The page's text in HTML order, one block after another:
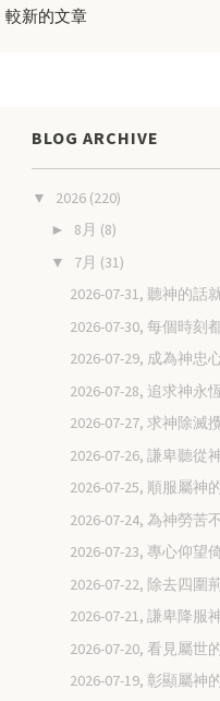
較新的文章
BLOG ARCHIVE
▼ 2026 (220)
► 8月 (8)
▼ 7月 (31)
2026-07-31, 聽神的話
2026-07-30, 每個時刻
2026-07-29, 成為神忠
2026-07-28, 追求神永
2026-07-27, 求神除滅
2026-07-26, 謙卑聽從
2026-07-25, 順服屬神
2026-07-24, 為神勞苦
2026-07-23, 專心仰望
2026-07-22, 除去四圍
2026-07-21, 謙卑降服
2026-07-20, 看見屬世
2026-07-19, 彰顯屬神